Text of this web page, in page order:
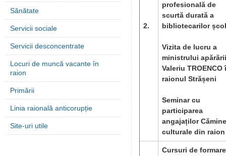
Sănătate
Servicii sociale
Servicii desconcentrate
Locuri de muncă vacante în
raion
Primării
Linia raională anticorupție
Site-uri utile
2.
profesională de
scurtă durată a
bibliotecarilor
Vizita de lucru a
ministrului
Valeriu TROENCO
raionul Strășeni
Seminar cu
participarea
angajaților
culturale din raion
Cursuri de formare